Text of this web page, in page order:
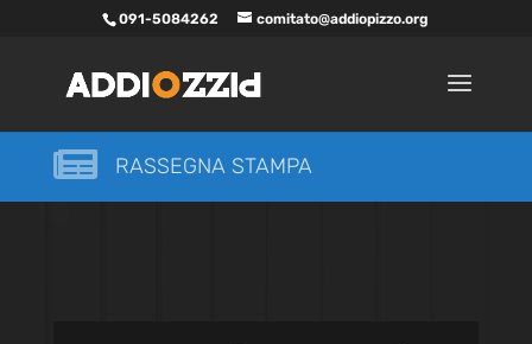
091-5084262 comitato@addiopizzo.org
 RASSEGNA STAMPA